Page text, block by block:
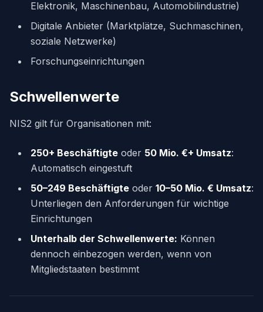
Elektronik, Maschinenbau, Automobilindustrie)
Digitale Anbieter (Marktplätze, Suchmaschinen,
soziale Netzwerke)
Forschungseinrichtungen
Schwellenwerte
NIS2 gilt für Organisationen mit:
250+ Beschäftigte oder 50 Mio. €+ Umsatz:
Automatisch eingestuft
50–249 Beschäftigte oder 10–50 Mio. € Umsatz:
Unterliegen den Anforderungen für wichtige
Einrichtungen
Unterhalb der Schwellenwerte: Können
dennoch einbezogen werden, wenn von
Mitgliedstaaten bestimmt